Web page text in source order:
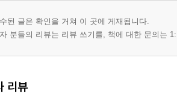
된 글은 확인을 거쳐 이 곳에 게재됩니다.
분들의 리뷰는 리뷰 쓰기를, 책에 대한 문의는
리뷰